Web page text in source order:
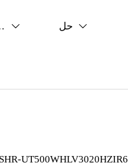
 حل 
SHR-